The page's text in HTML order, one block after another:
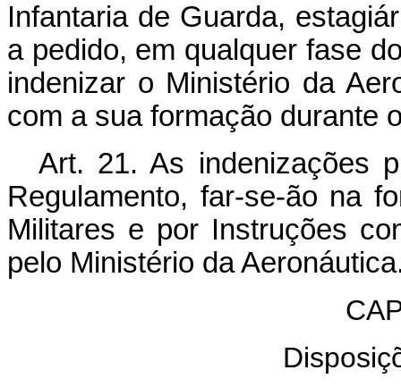
Infantaria de Guarda,
a pedido, em qualquer fase
indenizar o Ministério da
com a sua formação durante
Art. 21. As indenizações
Regulamento, far-se-ão na
Militares e por Instruções
pelo Ministério da